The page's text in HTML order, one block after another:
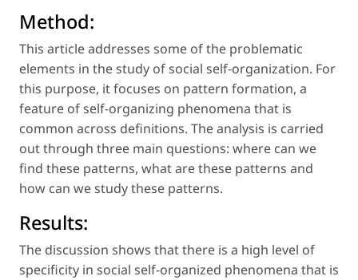
Method:
This article addresses some of the problematic
elements in the study of social self-organization. For
this purpose, it focuses on pattern formation, a
feature of self-organizing phenomena that is
common across definitions. The analysis is carried
out through three main questions: where can we
find these patterns, what are these patterns and
how can we study these patterns.
Results:
The discussion shows that there is a high level of
specificity in social self-organized phenomena that is